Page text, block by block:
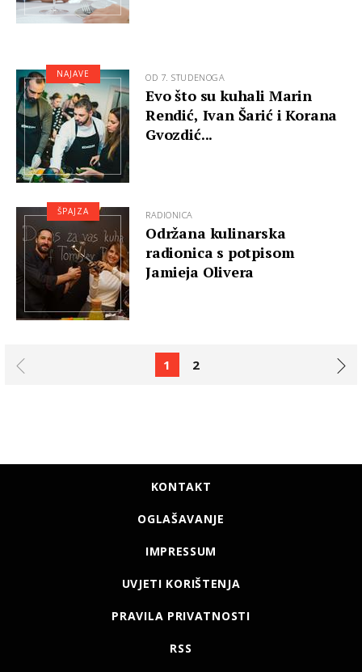
OD 7. STUDENOGA
Evo što su kuhali Marin
Rendić, Ivan Šarić i Korana
Gvozdić...
NAJAVE
RADIONICA
Održana kulinarska
radionica s potpisom
Jamieja Olivera
ŠPAJZA
1 2
KONTAKT
OGLAŠAVANJE
IMPRESSUM
UVJETI KORIŠTENJA
PRAVILA PRIVATNOSTI
RSS